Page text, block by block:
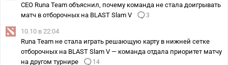
CEO Runa Team объяснил, почему команда не стала доигрывать
матч в отборочных на BLAST Slam V
3
10.10 в 22:04
Runa Team не стала играть решающую карту в нижней сетке
отборочных на BLAST Slam V — команда отдала приоритет матчу
на другом турнире
14